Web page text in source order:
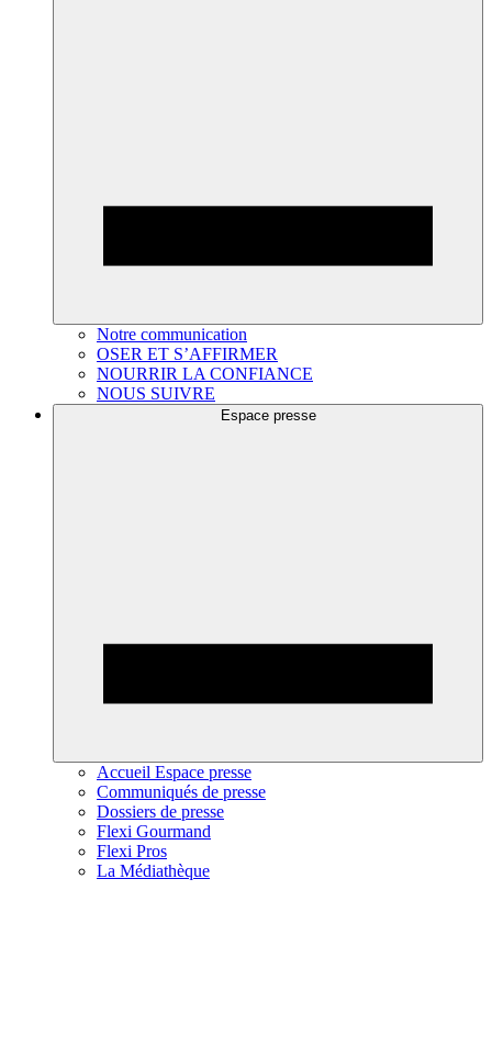
Notre communication
OSER ET S’AFFIRMER
NOURRIR LA CONFIANCE
NOUS SUIVRE
Espace presse
Accueil Espace presse
Communiqués de presse
Dossiers de presse
Flexi Gourmand
Flexi Pros
La Médiathèque